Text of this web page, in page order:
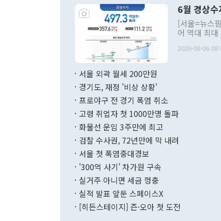
주의적 희망
관의 대북
관 부처 장
관의 무리한
다. [정동영 통일부 장관이 지난달 23일 오후 서울 종로구 정부서울청사에
무너졌다고
함께 4자 대
"우리의 선
6월 경상
[서울=뉴스
어 역대 최
료=한국은행] 한국은행이 6일 발표한 '2026년 6월 국제수지(잠정)'
며 월간 기
196.9% 급
수출은
기록했지만
로 전환됐다.
2026-08-06
서울 외곽 월세 200만원
경기도, 재정 '비상 상황'
프로야구 전 경기 폭염 취소
고령 취업자 첫 1000만명 돌파
화물선 운임 3주만에 최고
검찰 수사권, 72년만에 막 내려
서울 첫 폭염중대경보
'300억 사기' 차가원 구속
실거주 아니면 세금 껑충
실적 발표 앞둔 스페이스X
[히든스테이지] 즌·오아 첫 도전